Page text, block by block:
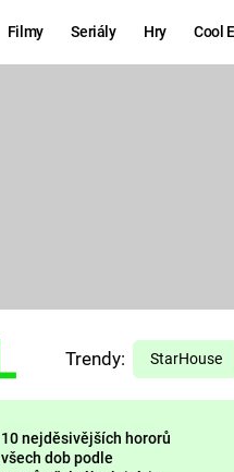
Filmy Seriály Hry Cool
PREDÁTOR
Trendy: StarHouse
10 nejděsivějších hororů
všech dob podle